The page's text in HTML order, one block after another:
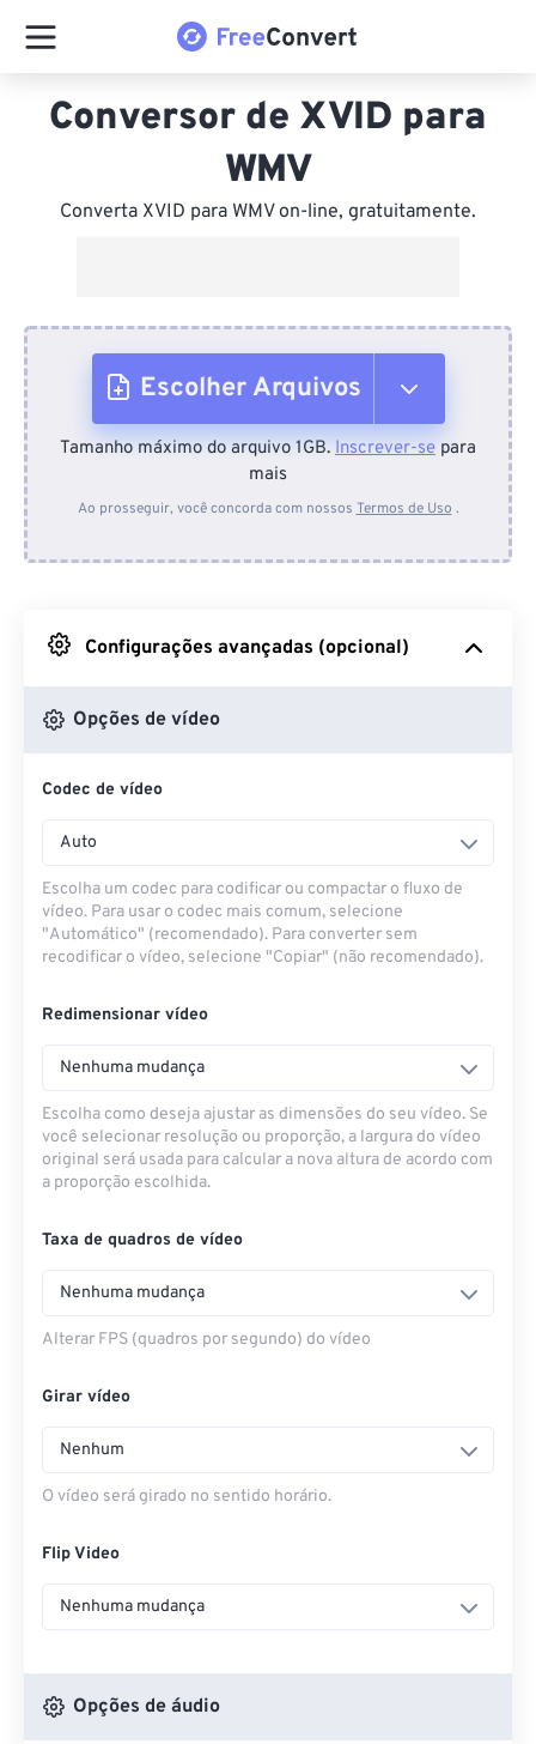
Conversor de XVID para
WMV
Converta XVID para WMV on-line, gratuitamente.
Escolher Arquivos
Do dispositivo
Do Google Drive
Do OneDrive
Tamanho máximo do arquivo 1GB. Inscrever-se para
mais
Ao prosseguir, você concorda com nossos Termos de Uso .
Configurações avançadas (opcional)
Opções de vídeo
Codec de vídeo
Auto
Escolha um codec para codificar ou compactar o fluxo de
vídeo. Para usar o codec mais comum, selecione
"Automático" (recomendado). Para converter sem
recodificar o vídeo, selecione "Copiar" (não recomendado).
Redimensionar vídeo
Nenhuma mudança
Escolha como deseja ajustar as dimensões do seu vídeo. Se
você selecionar resolução ou proporção, a largura do vídeo
original será usada para calcular a nova altura de acordo com
a proporção escolhida.
Taxa de quadros de vídeo
Nenhuma mudança
Alterar FPS (quadros por segundo) do vídeo
Girar vídeo
Nenhum
O vídeo será girado no sentido horário.
Flip Video
Nenhuma mudança
Opções de áudio